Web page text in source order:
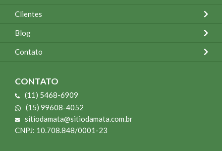
Clientes
Blog
Contato
CONTATO
(11) 5468-6909
(15) 99608-4052
sitiodamata@sitiodamata.com.br
CNPJ: 10.708.848/0001-23